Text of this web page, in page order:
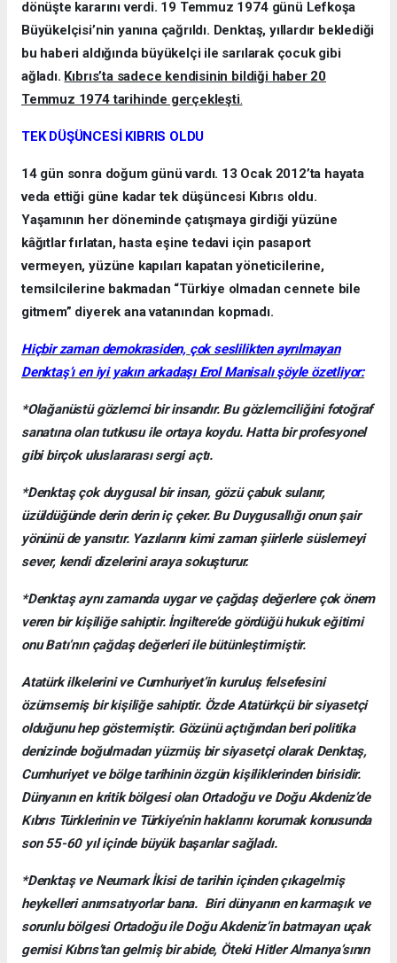
dönüşte kararını verdi. 19 Temmuz 1974 günü Lefkoşa
Büyükelçisi’nin yanına çağrıldı. Denktaş, yıllardır beklediği
bu haberi aldığında büyükelçi ile sarılarak çocuk gibi
ağladı. Kıbrıs’ta sadece kendisinin bildiği haber 20
Temmuz 1974 tarihinde gerçekleşti.
TEK DÜŞÜNCESİ KIBRIS OLDU
14 gün sonra doğum günü vardı. 13 Ocak 2012’ta hayata
veda ettiği güne kadar tek düşüncesi Kıbrıs oldu.
Yaşamının her döneminde çatışmaya girdiği yüzüne
kâğıtlar fırlatan, hasta eşine tedavi için pasaport
vermeyen, yüzüne kapıları kapatan yöneticilerine,
temsilcilerine bakmadan “Türkiye olmadan cennete bile
gitmem” diyerek ana vatanından kopmadı.
Hiçbir zaman demokrasiden, çok seslilikten ayrılmayan
Denktaş’ı en iyi yakın arkadaşı Erol Manisalı şöyle özetliyor:
*Olağanüstü gözlemci bir insandır. Bu gözlemciliğini fotoğraf
sanatına olan tutkusu ile ortaya koydu. Hatta bir profesyonel
gibi birçok uluslararası sergi açtı.
*Denktaş çok duygusal bir insan, gözü çabuk sulanır,
üzüldüğünde derin derin iç çeker. Bu Duygusallığı onun şair
yönünü de yansıtır. Yazılarını kimi zaman şiirlerle süslemeyi
sever, kendi dizelerini araya sokuşturur.
*Denktaş aynı zamanda uygar ve çağdaş değerlere çok önem
veren bir kişiliğe sahiptir. İngiltere’de gördüğü hukuk eğitimi
onu Batı’nın çağdaş değerleri ile bütünleştirmiştir.
Atatürk ilkelerini ve Cumhuriyet’in kuruluş felsefesini
özümsemiş bir kişiliğe sahiptir. Özde Atatürkçü bir siyasetçi
olduğunu hep göstermiştir. Gözünü açtığından beri politika
denizinde boğulmadan yüzmüş bir siyasetçi olarak Denktaş,
Cumhuriyet ve bölge tarihinin özgün kişiliklerinden birisidir.
Dünyanın en kritik bölgesi olan Ortadoğu ve Doğu Akdeniz’de
Kıbrıs Türklerinin ve Türkiye’nin haklarını korumak konusunda
son 55-60 yıl içinde büyük başarılar sağladı.
*Denktaş ve Neumark İkisi de tarihin içinden çıkagelmiş
heykelleri anımsatıyorlar bana. Biri dünyanın en karmaşık ve
sorunlu bölgesi Ortadoğu ile Doğu Akdeniz’in batmayan uçak
gemisi Kıbrıs’tan gelmiş bir abide, Öteki Hitler Almanya’sının